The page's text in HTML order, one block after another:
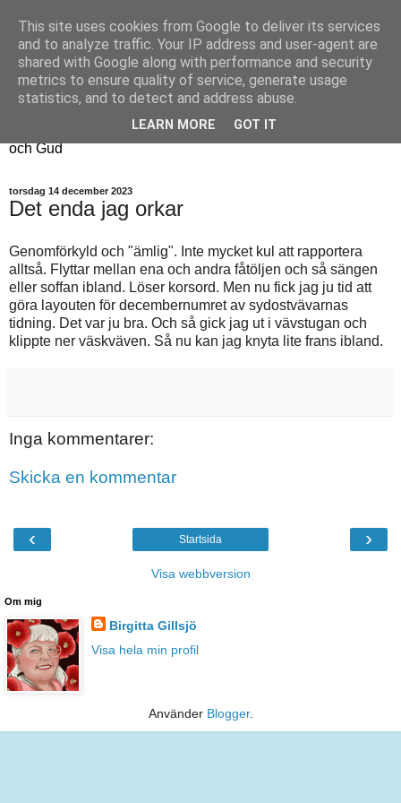
Fyren
Fyren finns för att sprida ljus i mörkret
För att påminna om guldkanterna i tillvaron
Här samsas jakt, hantverk, odling, och andra tankar om livet
och Gud
torsdag 14 december 2023
Det enda jag orkar
Genomförkyld och "ämlig". Inte mycket kul att rapportera
alltså. Flyttar mellan ena och andra fåtöljen och så sängen
eller soffan ibland. Löser korsord. Men nu fick jag ju tid att
göra layouten för decembernumret av sydostvävarnas
tidning. Det var ju bra. Och så gick jag ut i vävstugan och
klippte ner väskväven. Så nu kan jag knyta lite frans ibland.
Inga kommentarer:
Skicka en kommentar
‹ ›
Startsida
Visa webbversion
Om mig
Birgitta Gillsjö
Visa hela min profil
Använder Blogger.
This site uses cookies from Google to deliver its services
and to analyze traffic. Your IP address and user-agent are
shared with Google along with performance and security
metrics to ensure quality of service, generate usage
statistics, and to detect and address abuse.
LEARN MORE GOT IT